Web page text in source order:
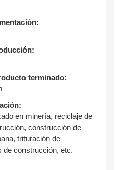
terminado:
en minería, reciclaje de
construcción de
trituración de
de construcción, etc.